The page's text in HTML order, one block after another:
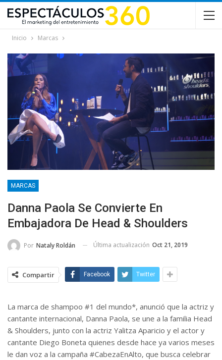
Inicio Marcas
MARCAS
Danna Paola Se Convierte En
Embajadora De Head & Shoulders
Por Nataly Roldán Última actualización Oct 21, 2019
Compartir Facebook Twitter
La marca de shampoo #1 del mundo*, anunció que la actriz y
cantante internacional, Danna Paola, se une a la familia Head
& Shoulders, junto con la actriz Yalitza Aparicio y el actor y
cantante Diego Boneta quienes desde hace ya varios meses
le dan voz a la campaña #CabezaEnAlto, que busca celebrar